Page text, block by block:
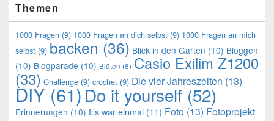
Themen
1000 Fragen (9) 1000 Fragen an dich selbst (9) 1000 Fragen an mich
selbst (9) backen (36) Blick in den Garten (10) Bloggen
(10) Blogparade (10) Blüten (8) Casio Exilim Z1200
(33) Challenge (9) crochet (9) Die vier Jahreszeiten (13)
DIY (61)Do it yourself (52)
Erinnerungen (10) Es war einmal (11) Foto (13) Fotoprojekt